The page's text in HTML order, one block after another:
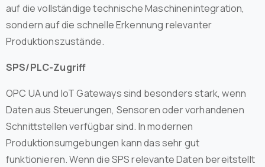
auf die vollständige technische Maschinenintegration,
sondern auf die schnelle Erkennung relevanter
Produktionszustände.
SPS/PLC-Zugriff
OPC UA und IoT Gateways sind besonders stark, wenn
Daten aus Steuerungen, Sensoren oder vorhandenen
Schnittstellen verfügbar sind. In modernen
Produktionsumgebungen kann das sehr gut
funktionieren. Wenn die SPS relevante Daten bereitstellt